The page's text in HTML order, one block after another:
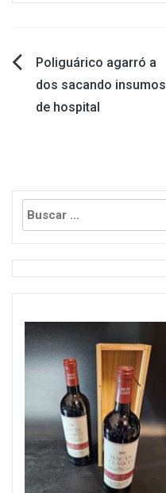
Navegación
de
Poliguárico agarró a
dos sacando insumos
de hospital
Buscar: